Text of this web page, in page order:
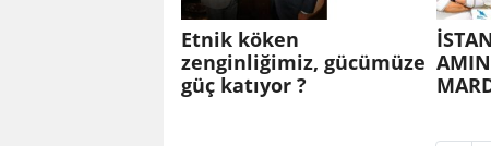
Etnik köken
zenginliğimiz, gücümüze
güç katıyor ?